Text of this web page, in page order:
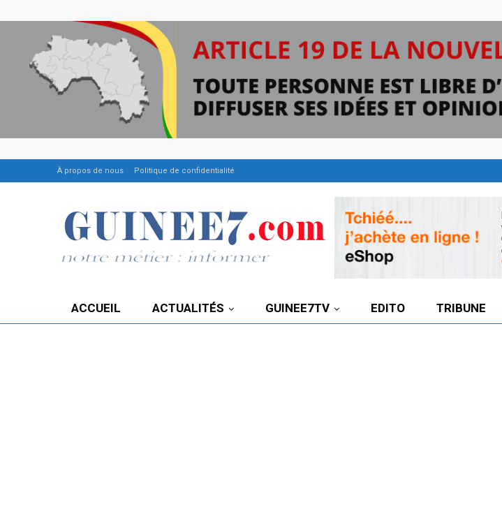
À propos de nous Politique de confidentialité
ACCUEIL ACTUALITÉS GUINEE7TV EDITO TRIBUNE